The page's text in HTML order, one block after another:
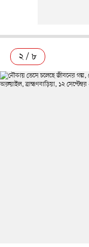
২ / ৮